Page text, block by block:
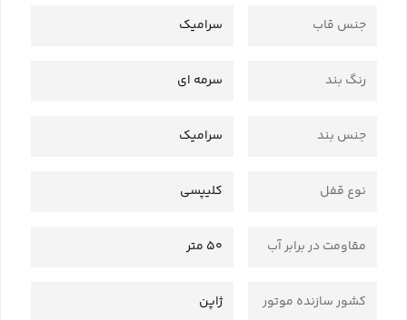
جنس قاب سرامیک
رنگ بند سرمه ای
جنس بند سرامیک
نوع قفل کلیپسی
مقاومت در برابر آب 50 متر
کشور سازنده موتور ژاپن